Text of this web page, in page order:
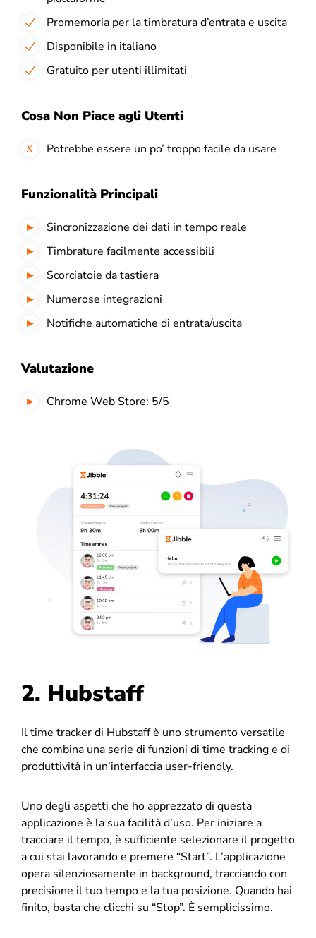
Promemoria per la timbratura d’entrata e uscita
Disponibile in italiano
Gratuito per utenti illimitati
Cosa Non Piace agli Utenti
Potrebbe essere un po’ troppo facile da usare
Funzionalità Principali
Sincronizzazione dei dati in tempo reale
Timbrature facilmente accessibili
Scorciatoie da tastiera
Numerose integrazioni
Notifiche automatiche di entrata/uscita
Valutazione
Chrome Web Store: 5/5
2. Hubstaff
Il time tracker di Hubstaff è uno strumento versatile
che combina una serie di funzioni di time tracking e di
produttività in un’interfaccia user-friendly.
Uno degli aspetti che ho apprezzato di questa
applicazione è la sua facilità d’uso. Per iniziare a
tracciare il tempo, è sufficiente selezionare il progetto
a cui stai lavorando e premere “Start”. L’applicazione
opera silenziosamente in background, tracciando con
precisione il tuo tempo e la tua posizione. Quando hai
finito, basta che clicchi su “Stop”. È semplicissimo.